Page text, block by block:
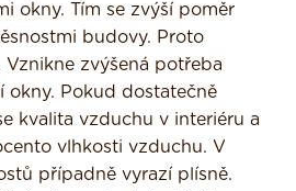
okny. Tím se zvýší poměr
budovy. Proto
zvýšená potře­ba
okny. Pokud dosta­tečně
kvalita vzduchu v interiéru a
vlhkosti vzduchu. V
případně vyrazí plísně.